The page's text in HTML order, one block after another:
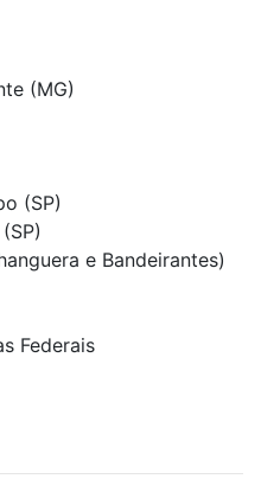
(MG)
(SP)
e Bandeirantes)
Federais